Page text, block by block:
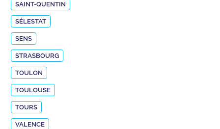
SAINT-QUENTIN
SÉLESTAT
SENS
STRASBOURG
TOULON
TOULOUSE
TOURS
VALENCE